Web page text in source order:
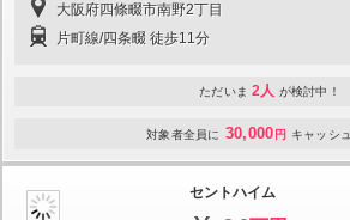
大阪府四條畷市南野2丁目
片町線/四条畷 徒歩11分
ただいま 2人 が検討中！
対象者全員に 30,000 円 キャッシ
セントハイム